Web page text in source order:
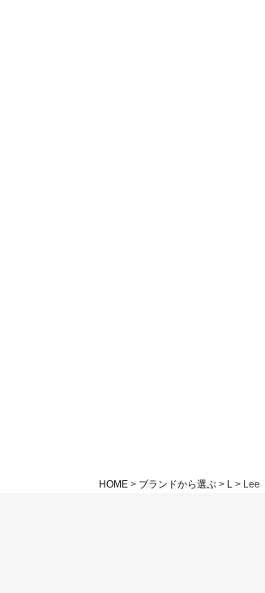
HOME ブランドから選ぶ L Lee